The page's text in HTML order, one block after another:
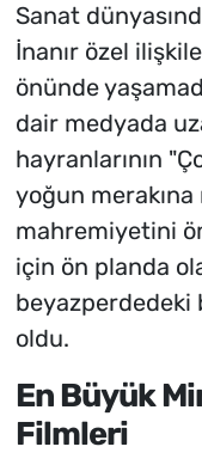
Sanat
İnanır özel
önünde
dair medyada
hayranlarının
yoğun
mahremiyetini
için ön planda
beyazperdedeki
oldu.
En Büyük
Filmleri